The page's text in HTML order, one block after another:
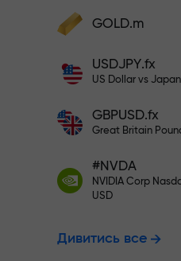
Поповніть
X1000 - це
більший
Поповніть
GOLD.m
USDJPY.fx
US Dollar vs
GBPUSD.fx
Great Britain
#NVDA
NVIDIA Corp
USD
Дивитись все